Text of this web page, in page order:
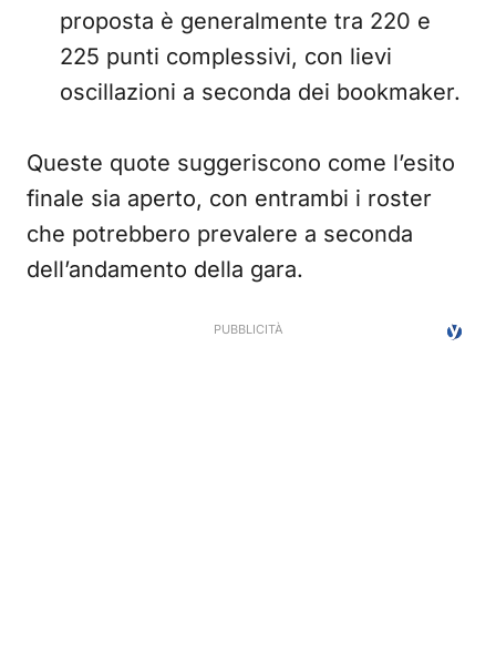
proposta è generalmente tra 220 e
225 punti complessivi, con lievi
oscillazioni a seconda dei bookmaker.
Queste quote suggeriscono come l’esito
finale sia aperto, con entrambi i roster
che potrebbero prevalere a seconda
dell’andamento della gara.